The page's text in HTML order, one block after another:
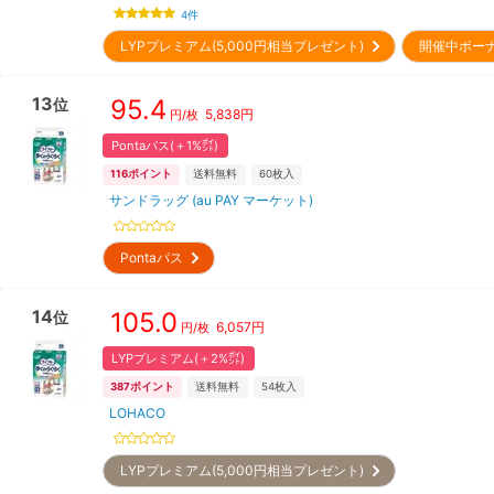
4件
LYPプレミアム(5,000円相当プレゼント) 開催中ボー
13位 95.4 円/枚 5,838円
Pontaパス(＋1%㌽)
116ポイント 送料無料 60枚入
サンドラッグ (au PAY マーケット)
Pontaパス
14位 105.0 円/枚 6,057円
LYPプレミアム(＋2%㌽)
387ポイント 送料無料 54枚入
LOHACO
LYPプレミアム(5,000円相当プレゼント)